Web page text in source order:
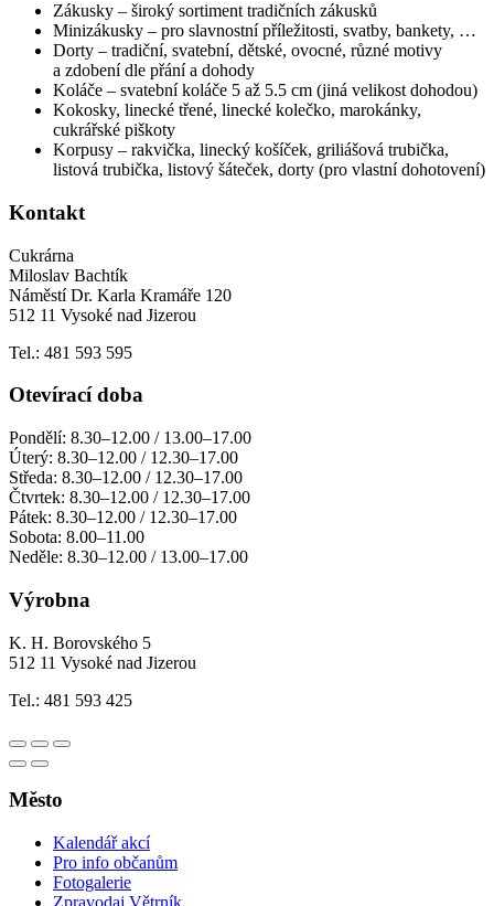
Zákusky – široký sortiment tradičních zákusků
Minizákusky – pro slavnostní příležitosti, svatby, bankety, …
Dorty – tradiční, svatební, dětské, ovocné, různé motivy
a zdobení dle přání a dohody
Koláče – svatební koláče 5 až 5.5 cm (jiná velikost dohodou)
Kokosky, linecké třené, linecké kolečko, marokánky,
cukrářské piškoty
Korpusy – rakvička, linecký košíček, griliášová trubička,
listová trubička, listový šáteček, dorty (pro vlastní dohotovení)
Kontakt
Cukrárna
Miloslav Bachtík
Náměstí Dr. Karla Kramáře 120
512 11 Vysoké nad Jizerou
Tel.: 481 593 595
Otevírací doba
Pondělí: 8.30–12.00 / 13.00–17.00
Úterý: 8.30–12.00 / 12.30–17.00
Středa: 8.30–12.00 / 12.30–17.00
Čtvrtek: 8.30–12.00 / 12.30–17.00
Pátek: 8.30–12.00 / 12.30–17.00
Sobota: 8.00–11.00
Neděle: 8.30–12.00 / 13.00–17.00
Výrobna
K. H. Borovského 5
512 11 Vysoké nad Jizerou
Tel.: 481 593 425
Město
Kalendář akcí
Pro info občanům
Fotogalerie
Zpravodaj Větrník